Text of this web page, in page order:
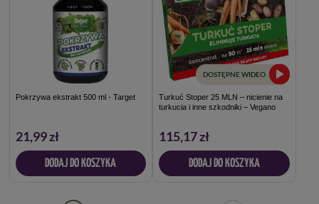
Pokrzywa ekstrakt 500 ml - Target
21,99 zł
DODAJ DO KOSZYKA
DOSTĘPNE WIDEO
Turkuć Stoper 25 MLN – nicienie na
turkucia i inne szkodniki – Vegano
115,17 zł
DODAJ DO KOSZYKA